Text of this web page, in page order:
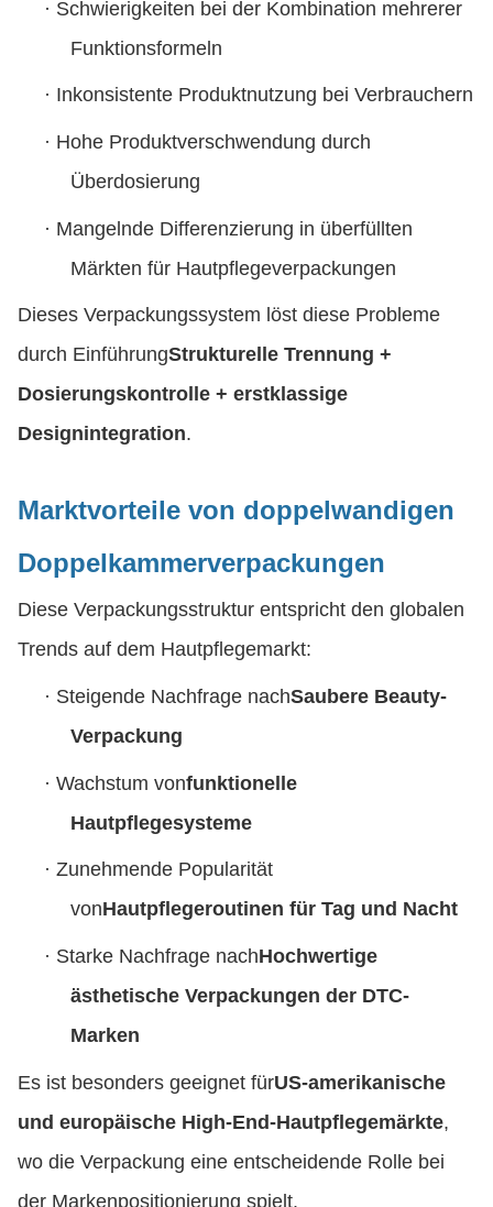
· Schwierigkeiten bei der Kombination mehrerer
Funktionsformeln
· Inkonsistente Produktnutzung bei Verbrauchern
· Hohe Produktverschwendung durch
Überdosierung
· Mangelnde Differenzierung in überfüllten
Märkten für Hautpflegeverpackungen
Dieses Verpackungssystem löst diese Probleme
durch EinführungStrukturelle Trennung +
Dosierungskontrolle + erstklassige
Designintegration.
Marktvorteile von doppelwandigen
Doppelkammerverpackungen
Diese Verpackungsstruktur entspricht den globalen
Trends auf dem Hautpflegemarkt:
· Steigende Nachfrage nachSaubere Beauty-
Verpackung
· Wachstum vonfunktionelle
Hautpflegesysteme
· Zunehmende Popularität
vonHautpflegeroutinen für Tag und Nacht
· Starke Nachfrage nachHochwertige
ästhetische Verpackungen der DTC-
Marken
Es ist besonders geeignet fürUS-amerikanische
und europäische High-End-Hautpflegemärkte,
wo die Verpackung eine entscheidende Rolle bei
der Markenpositionierung spielt.